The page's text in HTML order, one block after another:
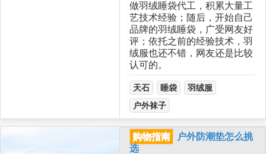
做羽绒睡袋代工，积累大量工
艺技术经验；随后，开始自己
品牌的羽绒睡袋，广受网友好
评；依托之前的经验技术，羽
绒服也还不错，网友还是比较
认可的。
天石 睡袋
羽绒服
户外袜子
购物指南
户外防潮垫怎么挑
选